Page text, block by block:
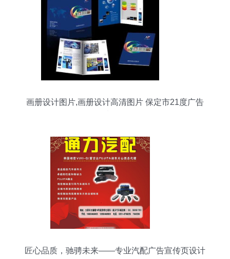
画册设计图片,画册设计高清图片 保定市21度广告
匠心品质，驰骋未来——专业汽配广告宣传页设计